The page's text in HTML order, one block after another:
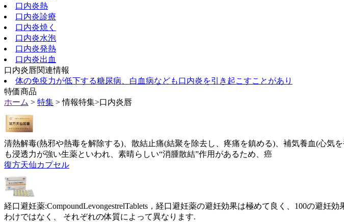
口内炎熱
口内炎診療
口内炎焼く
口内炎水泡
口内炎発熱
口内炎出血
口内炎唇関連情報
体の免疫力が低下する糖尿病、白血病なども口内炎を引き起こすことがあり
特価商品
ホーム > 特集 > 情報特集>口内炎唇
清熱解毒(熱邪や熱毒を解除する)、散結止痛(結聚を除去し、疼痛を鎮める)、補気養血(心
も浸透力が強い生薬といわれ、素晴らしい“消腫散結”作用があるため、癌
復方天仙カプセル
経口避妊薬:CompoundLevongestrelTablets，経口避妊薬の避妊効果は極めて良く、100の避
わけではなく、 それぞれの体質によって異なります.